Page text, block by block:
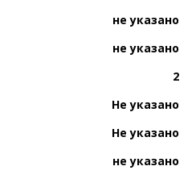
не указано
не указано
2
Не указано
Не указано
не указано